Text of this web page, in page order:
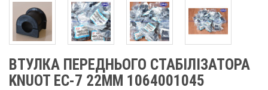
ВТУЛКА ПЕРЕДНЬОГО СТАБІЛІЗАТОРА
KNUOT EC-7 22MM 1064001045